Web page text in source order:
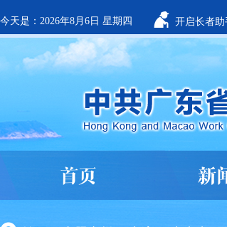
今天是：2026年8月6日 星期四 开启长者助
首页 新